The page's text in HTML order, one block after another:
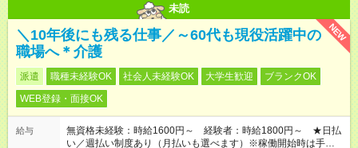
未読
NEW
＼10年後にも残る仕事／～60代も現役活躍中の
職場へ＊介護
派遣 職種未経験OK 社会人未経験OK 大学生歓迎
ブランクOK
WEB登録・面接OK
給与
無資格未経験：時給1600円～ 経験者：時給1800円～ ★日払
い／週払い制度あり（月払いも選べます）※稼働開始時は手続き